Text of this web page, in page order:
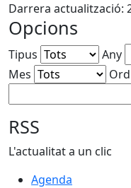
Darrera actualització:
Opcions
Tipus
Any
Mes
RSS
L'actualitat a un clic
Agenda